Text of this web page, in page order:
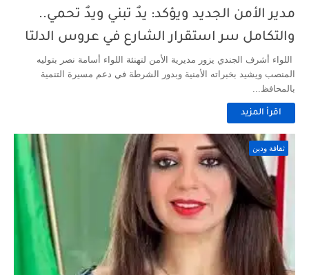
مدير الأمن الجديد ويؤكد: يدٌ تبني ويدٌ تحمي..
والتكامل سر استقرار الشارع في عروس الدلتا
اللواء أشرف الجندي يزور مديرية الأمن لتهنئة اللواء أسامة نصر بتوليه
المنصب ويشيد بخبراته الأمنية وبدور الشرطة في دعم مسيرة التنمية
بالمحافظ...
اقرأ المزيد
ثقافة ودين